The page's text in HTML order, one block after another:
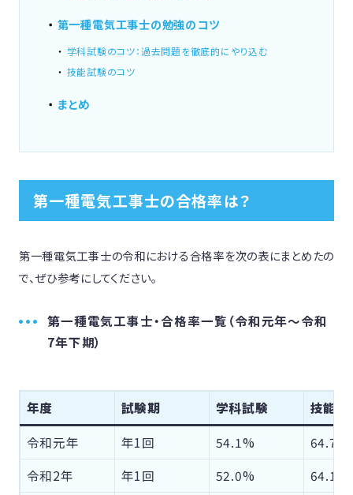
第一種電気工事士の勉強のコツ
学科試験のコツ：過去問題を徹底的にやり込む
技能試験のコツ
まとめ
第一種電気工事士の合格率は？
第一種電気工事士の令和における合格率を次の表にまとめたの
で、ぜひ参考にしてください。
第一種電気工事士・合格率一覧（令和元年～令和
7年下期）
年度 試験期 学科試験
技能試
令和元年
年1回 54.1%
64.7%
令和2年
年1回 52.0%
64.1%